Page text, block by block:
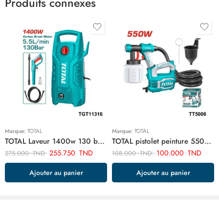
Marque: TOTAL
TOTAL Laveur 1400w 130 bar TGT11316
275.000TND 255.750 TND
Ajouter au panier
Marque: TOTAL
TOTAL pistolet peinture 550w TT5006
108.000TND 100.000 TND
Ajouter au panier